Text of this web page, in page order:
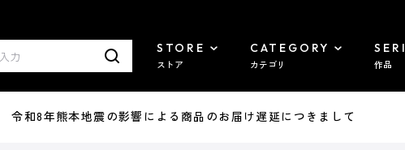
STORE
ストア
CATEGORY
カテゴリ 作品
和8年熊本地震の影響による商品のお届け遅延につきまして